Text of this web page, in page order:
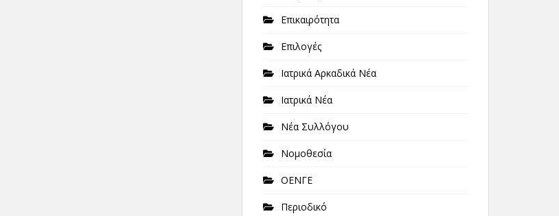
Επικαιρότητα
Επιλογές
Ιατρικά Αρκαδικά Νέα
Ιατρικά Νέα
Νέα Συλλόγου
Νομοθεσία
ΟΕΝΓΕ
Περιοδικό